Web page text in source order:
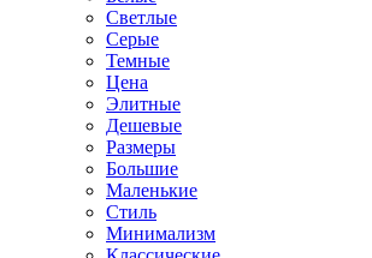
Светлые
Серые
Темные
Цена
Элитные
Дешевые
Размеры
Большие
Маленькие
Стиль
Минимализм